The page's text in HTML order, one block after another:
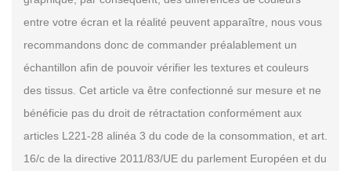
entre votre écran et la réalité peuvent apparaître, nous vous
recommandons donc de commander préalablement un
échantillon afin de pouvoir vérifier les textures et couleurs
des tissus. Cet article va être confectionné sur mesure et ne
bénéficie pas du droit de rétractation conformément aux
articles L221-28 alinéa 3 du code de la consommation, et art.
16/c de la directive 2011/83/UE du parlement Européen et du